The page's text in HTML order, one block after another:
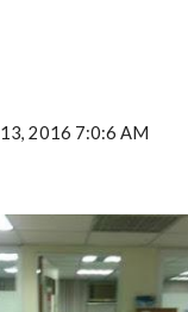
2016 7:0:6 AM